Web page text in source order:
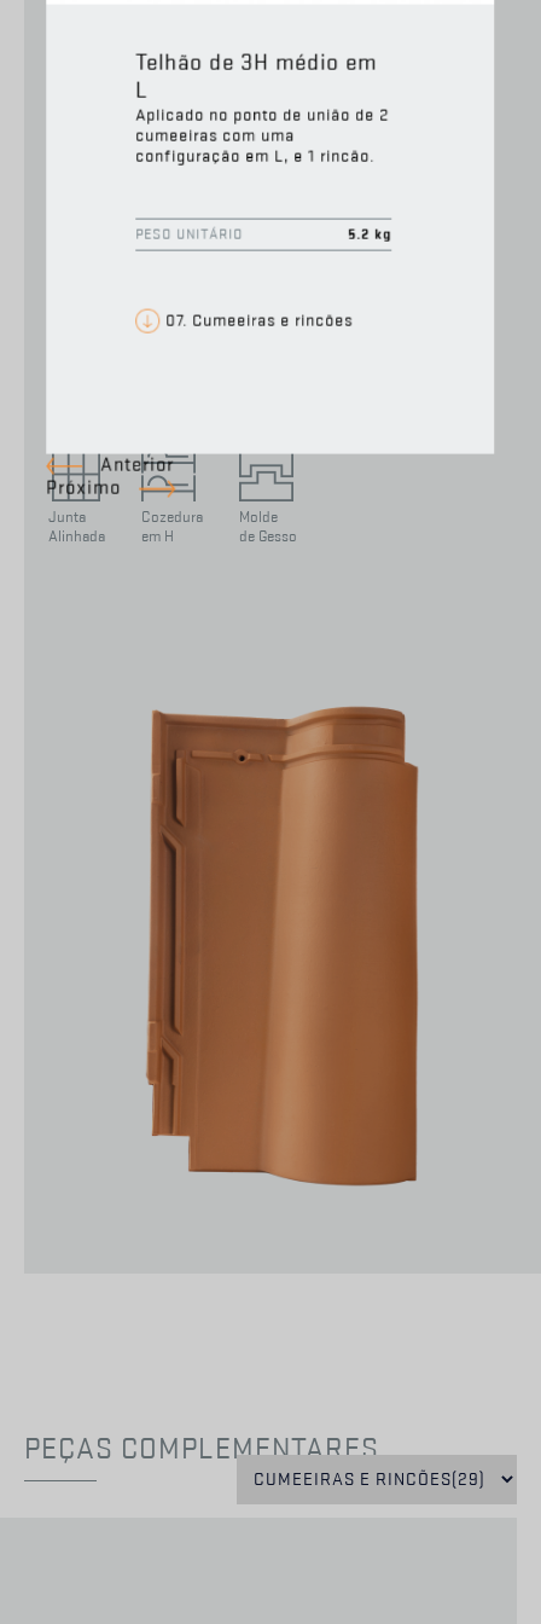
ÍMPAR, FLEXÍVEL, DISCRETA
estético ímpar, subtil e harmonioso em
discreta acresce uma superior performance
funcional, que a posicionam de modo muito
Junta
Alinhada
Cozedura
em H
Molde
de Gesso
PEÇAS COMPLEMENTARES
Telhão de 3H médio em
L
Aplicado no ponto de união de 2
cumeeiras com uma
configuração em L, e 1 rincão.
PESO UNITÁRIO 5.2 kg
07. Cumeeiras e rincões
Anterior
Próximo